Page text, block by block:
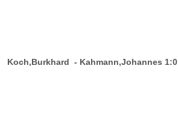
Koch,Burkhard - Kahmann,Johannes 1:0